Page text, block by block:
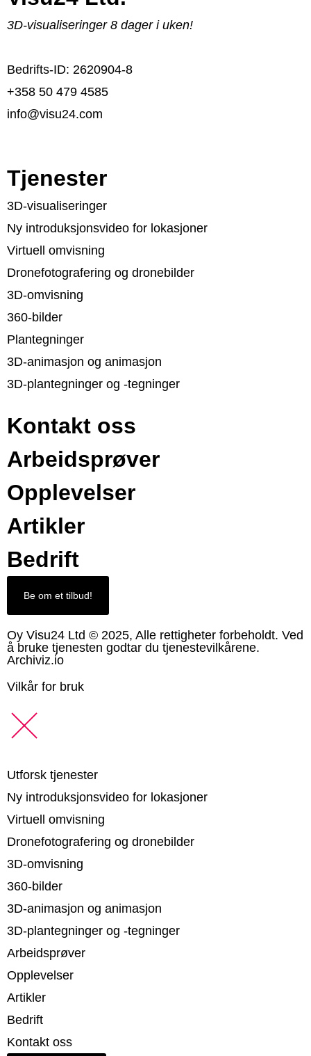
3D-visualiseringer 8 dager i uken!
Bedrifts-ID: 2620904-8
+358 50 479 4585
info@visu24.com
Tjenester
3D-visualiseringer
Ny introduksjonsvideo for lokasjoner
Virtuell omvisning
Dronefotografering og dronebilder
3D-omvisning
360-bilder
Plantegninger
3D-animasjon og animasjon
3D-plantegninger og -tegninger
Kontakt oss
Arbeidsprøver
Opplevelser
Artikler
Bedrift
Be om et tilbud!
Oy Visu24 Ltd © 2025, Alle rettigheter forbeholdt. Ved
å bruke tjenesten godtar du tjenestevilkårene.
Archiviz.io
Vilkår for bruk
Utforsk tjenester
Ny introduksjonsvideo for lokasjoner
Virtuell omvisning
Dronefotografering og dronebilder
3D-omvisning
360-bilder
3D-animasjon og animasjon
3D-plantegninger og -tegninger
Arbeidsprøver
Opplevelser
Artikler
Bedrift
Kontakt oss